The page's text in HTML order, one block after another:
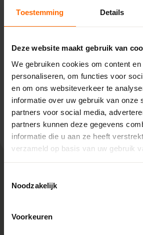
Toestemming Details
Deze website maakt gebruik van
We gebruiken cookies om content
personaliseren, om functies voor
en om ons websiteverkeer te
informatie over uw gebruik van onze
partners voor social media,
partners kunnen deze gegevens
informatie die u aan ze heeft
verzameld op basis van uw gebruik
Noodzakelijk
Voorkeuren
Weesp – Van
weesp@skodora.nl
Selecteren als mijn
Bekijk vestiging info
Lokaal geproduceerd in
Skodora. Vanuit onze fabrieken in